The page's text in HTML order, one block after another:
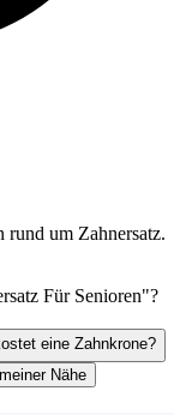
rund um Zahnersatz.
Für Senioren"?
eine Zahnkrone?
Nähe